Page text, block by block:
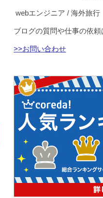
webエンジニア / 海外旅行
ブログの質問や仕事の依
>>お問い合わせ